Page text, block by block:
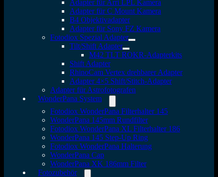
Adapter für Arri LPL Kamera
Adapter für C Mount Kamera
B4 Objektivadapter
Adapter für Sony FZ Kamera
Fotodiox Spezial Adapter
Tilt/Shift Adapter
M42 TLT ROKR-Adapterkits
Shift Adapter
RhinoCam Vertex drehbarer Adapter
Adapter 4×5 Shift/Stitch-Adapter
Adapter für Astrofotografen
WonderPana System
Fotodiox WonderPana Filterhalter 145
WonderPana 145mm Rundfilter
Fotodiox WonderPana XL Filterhalter 186
WonderPana 145 Step-Up Ring
Fotodiox WonderPana Halterung
WonderPana Cap
WonderPana XK 186mm Filter
Fotozubehör